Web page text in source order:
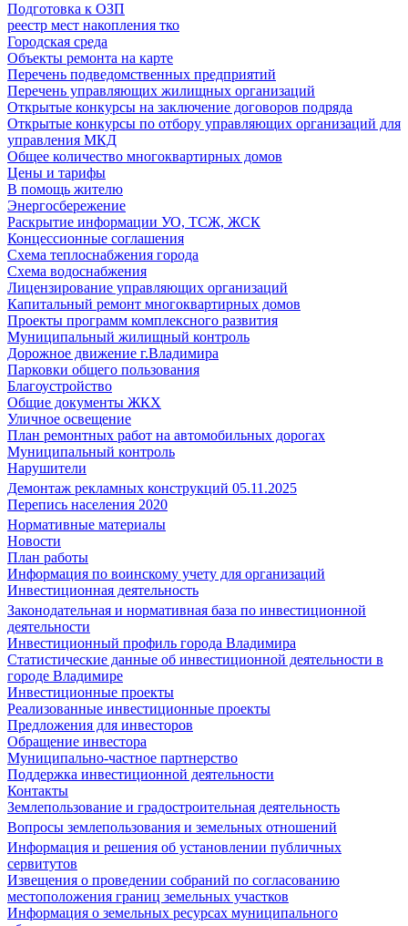
Подготовка к ОЗП
реестр мест накопления тко
Городская среда
Объекты ремонта на карте
Перечень подведомственных предприятий
Перечень управляющих жилищных организаций
Открытые конкурсы на заключение договоров подряда
Открытые конкурсы по отбору управляющих организаций для
управления МКД
Общее количество многоквартирных домов
Цены и тарифы
В помощь жителю
Энергосбережение
Раскрытие информации УО, ТСЖ, ЖСК
Концессионные соглашения
Схема теплоснабжения города
Схема водоснабжения
Лицензирование управляющих организаций
Капитальный ремонт многоквартирных домов
Проекты программ комплексного развития
Муниципальный жилищный контроль
Дорожное движение г.Владимира
Парковки общего пользования
Благоустройство
Общие документы ЖКХ
Уличное освещение
План ремонтных работ на автомобильных дорогах
Муниципальный контроль
Нарушители
Демонтаж рекламных конструкций 05.11.2025
Перепись населения 2020
Нормативные материалы
Новости
План работы
Информация по воинскому учету для организаций
Инвестиционная деятельность
Законодательная и нормативная база по инвестиционной
деятельности
Инвестиционный профиль города Владимира
Статистические данные об инвестиционной деятельности в
городе Владимире
Инвестиционные проекты
Реализованные инвестиционные проекты
Предложения для инвесторов
Обращение инвестора
Муниципально-частное партнерство
Поддержка инвестиционной деятельности
Контакты
Землепользование и градостроительная деятельность
Вопросы землепользования и земельных отношений
Информация и решения об установлении публичных
сервитутов
Извещения о проведении собраний по согласованию
местоположения границ земельных участков
Информация о земельных ресурсах муниципального